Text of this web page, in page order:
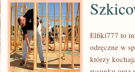
Elfiki777 to
odręczne w
którzy